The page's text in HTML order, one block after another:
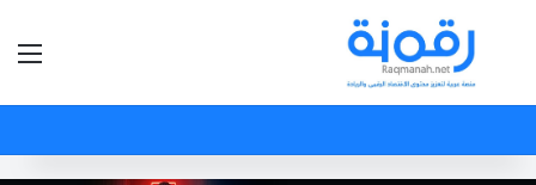
بحث عن